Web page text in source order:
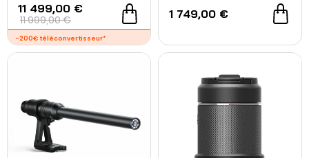
11 499,00 €
11 999,00 €
1 749,00 €